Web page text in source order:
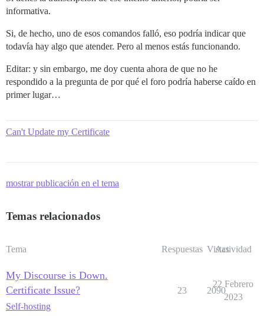
informativa.
Si, de hecho, uno de esos comandos falló, eso podría indicar que
todavía hay algo que atender. Pero al menos estás funcionando.
Editar: y sin embargo, me doy cuenta ahora de que no he
respondido a la pregunta de por qué el foro podría haberse caído en
primer lugar…
Can't Update my Certificate
mostrar publicación en el tema
Temas relacionados
Tema Respuestas Vistas
Actividad
My Discourse is Down.
Certificate Issue?
Self-hosting
23 2090
22 Febrero
2023